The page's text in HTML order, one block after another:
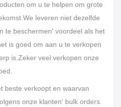
om u te helpen om grote
We leveren niet dezelfde
te beschermen' voordeel als het
is goed om aan u te verkopen
is.Zeker veel verkopen onze
beste verkoopt en waarvan
onze klanten' bulk orders.